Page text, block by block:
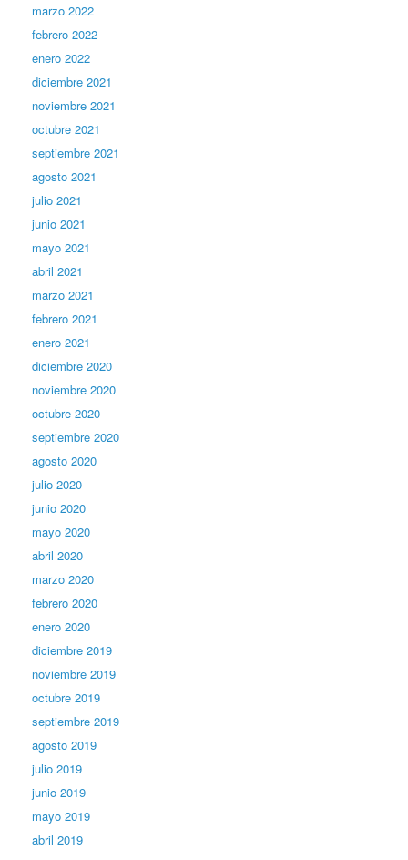
marzo 2022
febrero 2022
enero 2022
diciembre 2021
noviembre 2021
octubre 2021
septiembre 2021
agosto 2021
julio 2021
junio 2021
mayo 2021
abril 2021
marzo 2021
febrero 2021
enero 2021
diciembre 2020
noviembre 2020
octubre 2020
septiembre 2020
agosto 2020
julio 2020
junio 2020
mayo 2020
abril 2020
marzo 2020
febrero 2020
enero 2020
diciembre 2019
noviembre 2019
octubre 2019
septiembre 2019
agosto 2019
julio 2019
junio 2019
mayo 2019
abril 2019